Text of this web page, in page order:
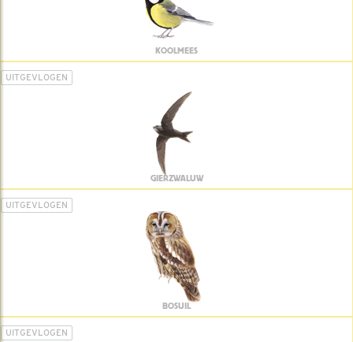
KOOLMEES
UITGEVLOGEN
GIERZWALUW
UITGEVLOGEN
BOSUIL
UITGEVLOGEN